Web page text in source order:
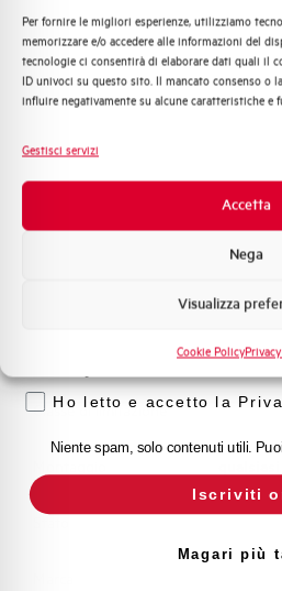
Per fornire le migliori esperienze, utilizziamo
memorizzare e/o accedere alle informazioni del
tecnologie ci consentirà di elaborare dati quali il
ID univoci su questo sito. Il mancato consenso o
influire negativamente su alcune caratteristiche e
Gestisci servizi
Accetta
Nega
Visualizza
Cookie Policy
Capacità dei terminali
Adatto al sezionamento
Temperatura di impiego
Temperatura di riferimento (°C)
Classe di limitazione
Quali argomenti ti
Distribuzione di Energia
Automazione Industriale
Sistema Quadri
Promozioni e offerte
Formazione tecnica
Voglio ricevere
Ho letto e accetto la
Niente spam, solo contenuti utili.
Iscriviti
Magari più